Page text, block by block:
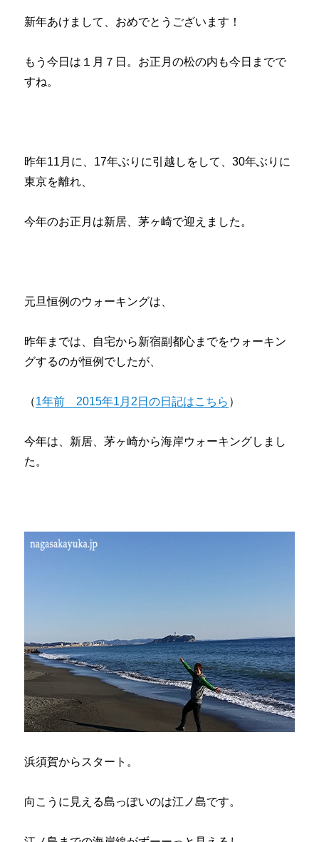
か
こ
で
け
は
り
す
に
新年あけまして、おめでとうございます！
もう今日は１月７日。お正月の松の内も今日までで
すね。
昨年11月に、17年ぶりに引越しをして、30年ぶりに
東京を離れ、
今年のお正月は新居、茅ヶ崎で迎えました。
元旦恒例のウォーキングは、
昨年までは、自宅から新宿副都心までをウォーキン
グするのが恒例でしたが、
（1年前 2015年1月2日の日記はこちら ）
今年は、新居、茅ヶ崎から海岸ウォーキングしまし
た。
浜須賀からスタート。
向こうに見える島っぽいのは江ノ島です。